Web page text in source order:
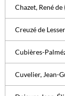
Chazet, René
Creuzé de
Cubières-
Cuvelier, Jean-